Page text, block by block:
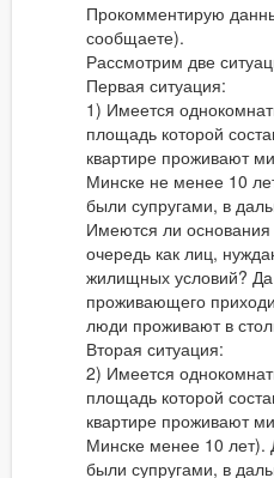
Прокомментирую
сообщаете).
Рассмотрим две
Первая ситуация:
1) Имеется
площадь которой
квартире проживают
Минске не менее 10
были супругами, в
Имеются ли основания
очередь как лиц,
жилищных условий? Да
проживающего
люди проживают в
Вторая ситуация:
2) Имеется
площадь которой
квартире проживают
Минске менее 10 лет).
были супругами, в